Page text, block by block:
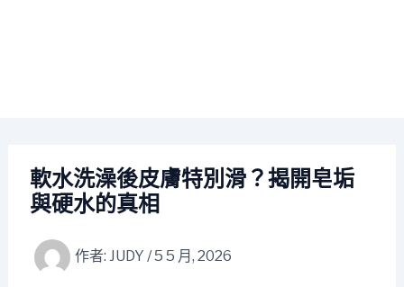
軟水洗澡後皮膚特別滑？揭開皂垢
與硬水的真相
作者: JUDY /5 5 月, 2026